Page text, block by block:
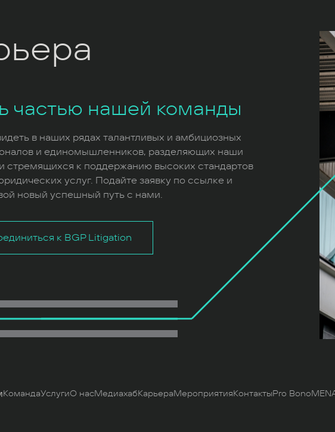
частью нашей команды
в наших рядах талантливых и амбициозных
и единомышленников, разделяющих наши
стремящихся к поддержанию высоких стандартов
услуг. Подайте заявку по ссылке и
новый успешный путь с нами.
к BGP Litigation
КомандаУслугиО насМедиахабКарьераМероприятияКонтактыPro Bono